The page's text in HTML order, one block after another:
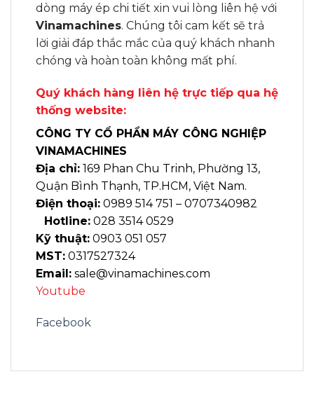
dòng máy ép chi tiết xin vui lòng liên hệ với
Vinamachines. Chúng tôi cam kết sẽ trả
lời giải đáp thắc mắc của quý khách nhanh
chóng và hoàn toàn không mất phí.
Quý khách hàng liên hệ trực tiếp qua hệ
thống website:
CÔNG TY CỔ PHẦN MÁY CÔNG NGHIỆP
VINAMACHINES
Địa chỉ: 169 Phan Chu Trinh, Phường 13,
Quận Bình Thạnh, TP.HCM, Việt Nam.
Điện thoại: 0989 514 751 – 0707340982
Hotline: 028 3514 0529
Kỹ thuật: 0903 051 057
MST: 0317527324
Email: sale@vinamachines.com
Youtube
Facebook